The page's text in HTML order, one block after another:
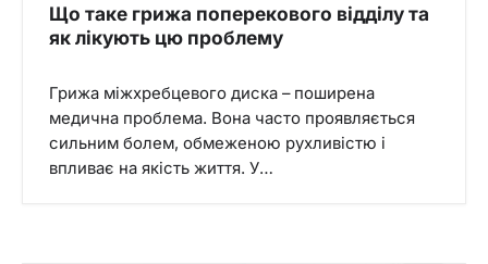
Що таке грижа поперекового відділу та
як лікують цю проблему
Грижа міжхребцевого диска – поширена
медична проблема. Вона часто проявляється
сильним болем, обмеженою рухливістю і
впливає на якість життя. У…